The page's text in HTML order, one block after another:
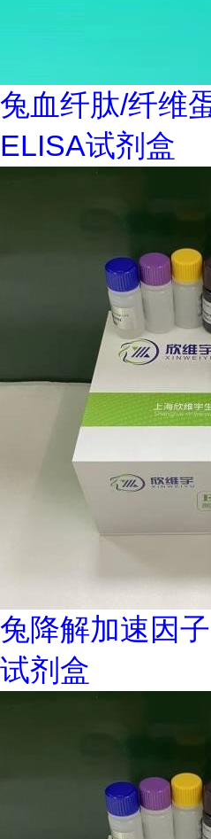
兔血纤肽/纤维
ELISA试剂盒
兔降解加速因
试剂盒